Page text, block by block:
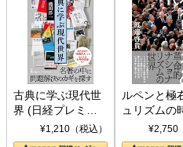
古典に学ぶ現代世
界 (日経プレミア
シリーズ)¥1,210（税込）
ルペンと極
ュリズムの
〈ヤヌス〉
の顔
¥2,750